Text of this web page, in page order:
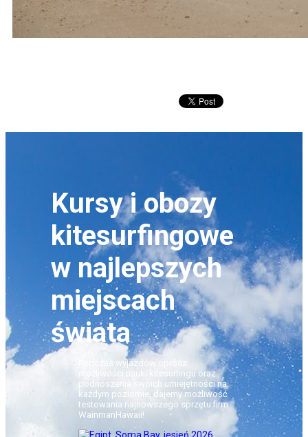
Kursy i obozy
kitesurfingowe
w najlepszych
miejscach
świata
Podczas wyjazdów oprócz
możliwości nauki kitesurfingu oraz
podnoszenia swoich umiejętności na
każdym poziomie, dajemy możliwość
testowania najnowszego sprzętu firm
WainmanHawaii!